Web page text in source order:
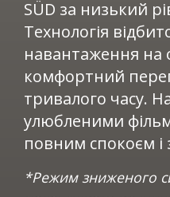
SÜD за низький
Технологія
навантаження на
комфортний
тривалого часу.
улюбленими
повним спокоєм
*Режим зниженого